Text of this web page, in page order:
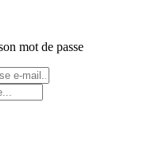
mot de passe